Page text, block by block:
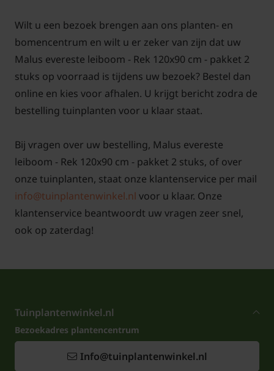
Wilt u een bezoek brengen aan ons planten- en
bomencentrum en wilt u er zeker van zijn dat uw
Malus evereste leiboom - Rek 120x90 cm - pakket 2
stuks op voorraad is tijdens uw bezoek? Bestel dan
online en kies voor afhalen. U krijgt bericht zodra de
bestelling tuinplanten voor u klaar staat.
Bij vragen over uw bestelling, Malus evereste
leiboom - Rek 120x90 cm - pakket 2 stuks, of over
onze tuinplanten, staat onze klantenservice per mail
info@tuinplantenwinkel.nl voor u klaar. Onze
klantenservice beantwoordt uw vragen zeer snel,
ook op zaterdag!
Tuinplantenwinkel.nl
Bezoekadres plantencentrum
Info@tuinplantenwinkel.nl